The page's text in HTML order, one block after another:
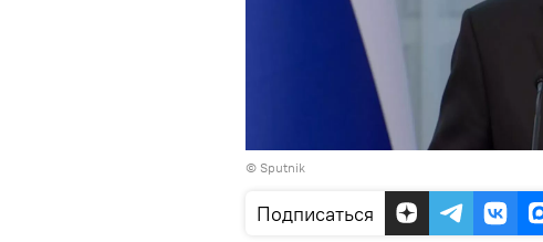
© Sputnik
Подписаться